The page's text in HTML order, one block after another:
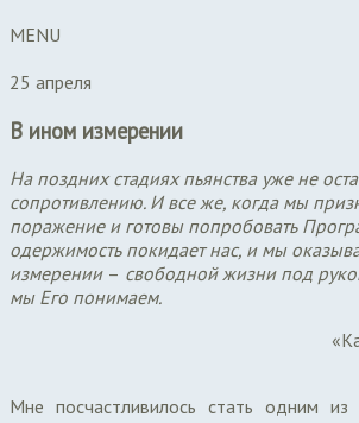
MENU
25 апреля
В ином измерении
На поздних стадиях пьянства уже не
сопротивлению. И все же, когда мы
поражение и готовы попробовать
одержимость покидает нас, и мы
измерении – свободной жизни под
мы Его понимаем.
Мне посчастливилось стать одним